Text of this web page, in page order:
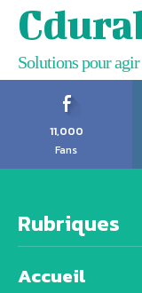
Solutions pour
11,000
Fans
Rubriques
Accueil